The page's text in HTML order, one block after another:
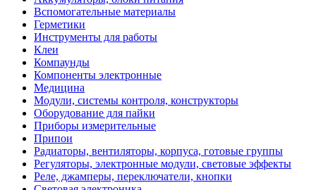
Вспомогательные материалы
Герметики
Инструменты для работы
Клеи
Компаунды
Компоненты электронные
Медицина
Модули, системы контроля, конструкторы
Оборудование для пайки
Приборы измерительные
Припои
Радиаторы, вентиляторы, корпуса, готовые группы
Регуляторы, электронные модули, световые эффекты
Реле, джамперы, переключатели, кнопки